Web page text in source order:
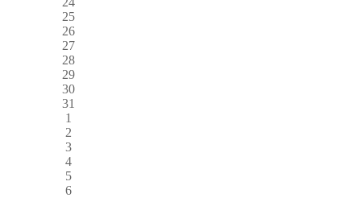
25
26
27
28
29
30
31
1
2
3
4
5
6